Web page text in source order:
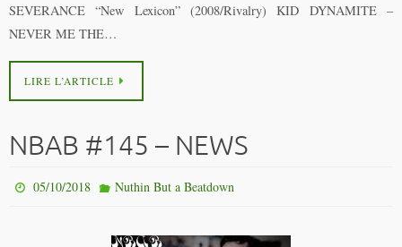
SEVERANCE “New Lexicon” (2008/Rivalry) KID DYNAMITE –
NEVER ME THE…
LIRE L’ARTICLE
NBAB #145 – NEWS
05/10/2018 Nuthin But a Beatdown